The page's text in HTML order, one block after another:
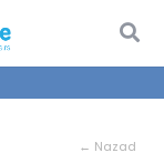
← Nazad